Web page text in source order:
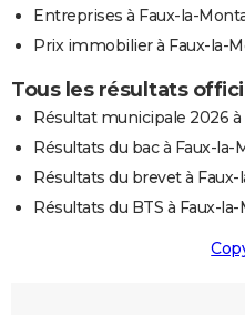
Entreprises à Faux-la-
Prix immobilier à Faux-la-
Tous les résultats
Résultat municipale 2026
Résultats du bac à Faux-la-
Résultats du brevet à
Résultats du BTS à Faux-